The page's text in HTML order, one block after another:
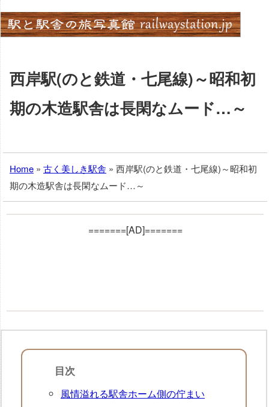
Skip
to
content
西岸駅(のと鉄道・七尾線)～昭和初
期の木造駅舎は長閑なムード…～
Home » 古く美しき駅舎 » 西岸駅(のと鉄道・七尾線)～昭和初
期の木造駅舎は長閑なムード…～
=======[AD]=======
目次
風情溢れる駅舎ホーム側の佇まい